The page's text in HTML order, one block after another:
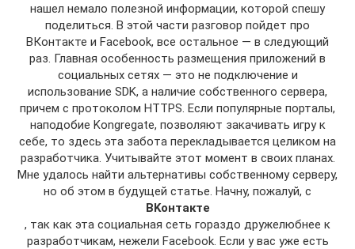
нашел немало полезной информации, которой спешу
поделиться. В этой части разговор пойдет про
ВКонтакте и Facebook, все остальное — в следующий
раз. Главная особенность размещения приложений в
социальных сетях — это не подключение и
использование SDK, а наличие собственного сервера,
причем с протоколом HTTPS. Если популярные порталы,
наподобие Kongregate, позволяют закачивать игру к
себе, то здесь эта забота перекладывается целиком на
разработчика. Учитывайте этот момент в своих планах.
Мне удалось найти альтернативы собственному серверу,
но об этом в будущей статье. Начну, пожалуй, с
BKонтакте
, так как эта социальная сеть гораздо дружелюбнее к
разработчикам, нежели Facebook. Если у вас уже есть